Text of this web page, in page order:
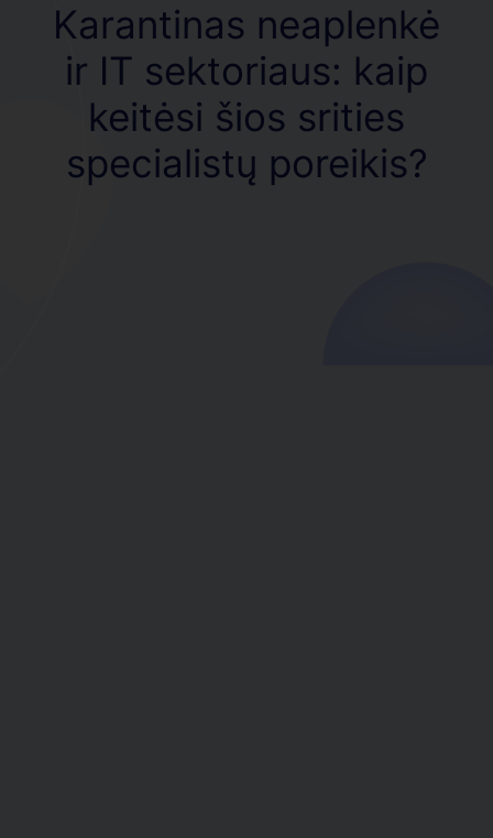
Karantinas neaplenkė
ir IT sektoriaus: kaip
keitėsi šios srities
specialistų poreikis?